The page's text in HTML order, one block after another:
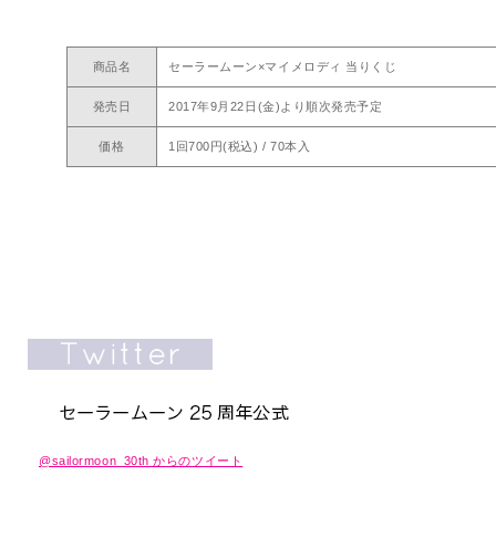
商品名 セーラームーン×マイメロディ 当りくじ
発売日 2017年9月22日(金)より順次発売予定
価格 1回700円(税込) / 70本入
@sailormoon_30th からのツイート